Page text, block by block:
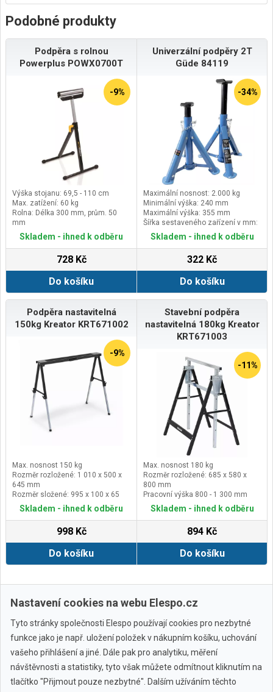
Podobné produkty
Podpěra s rolnou
Powerplus POWX0700T
-9%
Výška stojanu: 69,5 - 110 cm
Max. zatížení: 60 kg
Rolna: Délka 300 mm, prům. 50
mm
Skladem - ihned k odběru
728 Kč
Do košíku
Univerzální podpěry 2T
Güde 84119
-34%
Maximální nosnost: 2.000 kg
Minimální výška: 240 mm
Maximální výška: 355 mm
Šířka sestaveného zařízení v mm:
240Skladem - ihned k odběru
322 Kč
Do košíku
Podpěra nastavitelná
150kg Kreator KRT671002
-9%
Max. nosnost 150 kg
Rozměr rozložené: 1 010 x 500 x
645 mm
Rozměr složené: 995 x 100 x 65
mm
Pracovní výška 645 - 910 mm
Skladem - ihned k odběru
998 Kč
Do košíku
Stavební podpěra
nastavitelná 180kg Kreator
KRT671003
-11%
Max. nosnost 180 kg
Rozměr rozložené: 685 x 580 x
800 mm
Pracovní výška 800 - 1 300 mm
Materiál ocel
Skladem - ihned k odběru
894 Kč
Do košíku
Zobrazit další
Nastavení cookies na webu Elespo.cz
Tyto stránky společnosti Elespo používají cookies pro nezbytné
funkce jako je např. uložení položek v nákupním košíku, uchování
vašeho přihlášení a jiné. Dále pak pro analytiku, měření
návštěvnosti a statistiky, tyto však můžete odmítnout kliknutím na
tlačítko "Přijmout pouze nezbytné". Dalším užíváním těchto